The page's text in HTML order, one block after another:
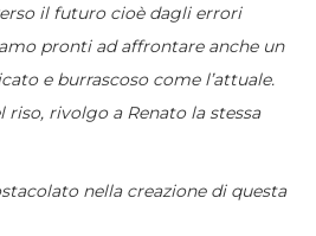
il futuro cioè dagli errori
pronti ad affrontare anche un
e burrascoso come l’attuale.
riso, rivolgo a Renato la stessa
nella creazione di questa